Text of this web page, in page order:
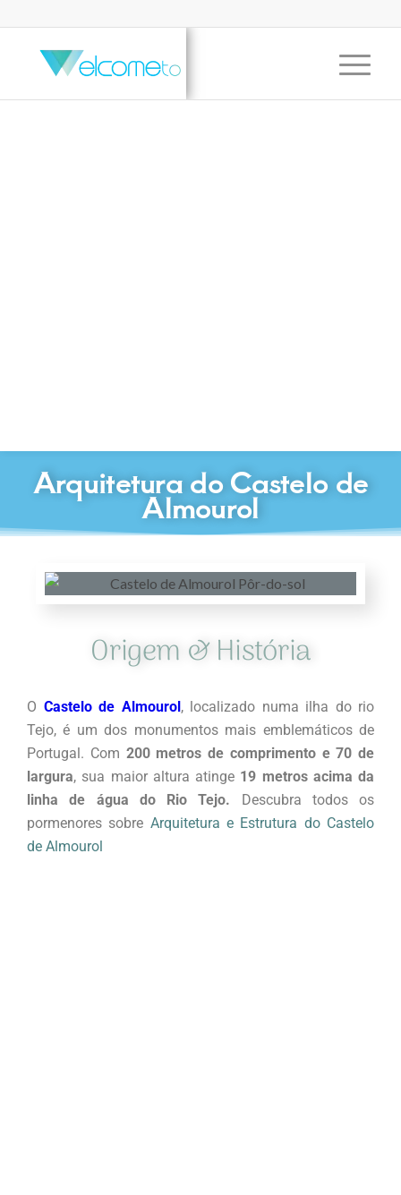
Arquitetura do Castelo de
Almourol
Origem & História
O Castelo de Almourol, localizado numa ilha do rio
Tejo, é um dos monumentos mais emblemáticos de
Portugal. Com 200 metros de comprimento e 70 de
largura, sua maior altura atinge 19 metros acima da
linha de água do Rio Tejo. Descubra todos os
pormenores sobre Arquitetura e Estrutura do Castelo
de Almourol